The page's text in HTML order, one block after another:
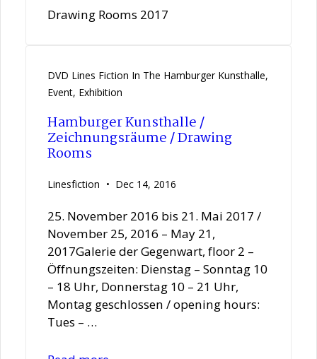
Drawing Rooms 2017
DVD Lines Fiction In The Hamburger Kunsthalle,
Event, Exhibition
Hamburger Kunsthalle /
Zeichnungsräume / Drawing
Rooms
Linesfiction Dec 14, 2016
25. November 2016 bis 21. Mai 2017 /
November 25, 2016 – May 21,
2017Galerie der Gegenwart, floor 2 –
Öffnungszeiten: Dienstag – Sonntag 10
– 18 Uhr, Donnerstag 10 – 21 Uhr,
Montag geschlossen / opening hours:
Tues – …